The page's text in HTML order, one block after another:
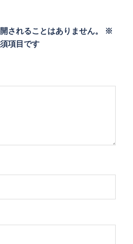
されることはありません。
※
項目です